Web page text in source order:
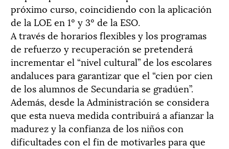
próximo curso, coincidiendo con la aplicación
de la LOE en 1º y 3º de la ESO.
A través de horarios flexibles y los programas
de refuerzo y recuperación se pretenderá
incrementar el “nivel cultural” de los escolares
andaluces para garantizar que el “cien por cien
de los alumnos de Secundaria se gradúen”.
Además, desde la Administración se considera
que esta nueva medida contribuirá a afianzar la
madurez y la confianza de los niños con
dificultades con el fin de motivarles para que